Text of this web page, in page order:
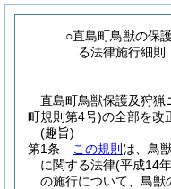
○直島町鳥獣の保
る法律施行細則
直島町鳥獣保護及狩猟
町規則第4号)の全部を改
(趣旨)
第1条
この規則 は、鳥
に関する法律(平成14
の施行について、鳥獣